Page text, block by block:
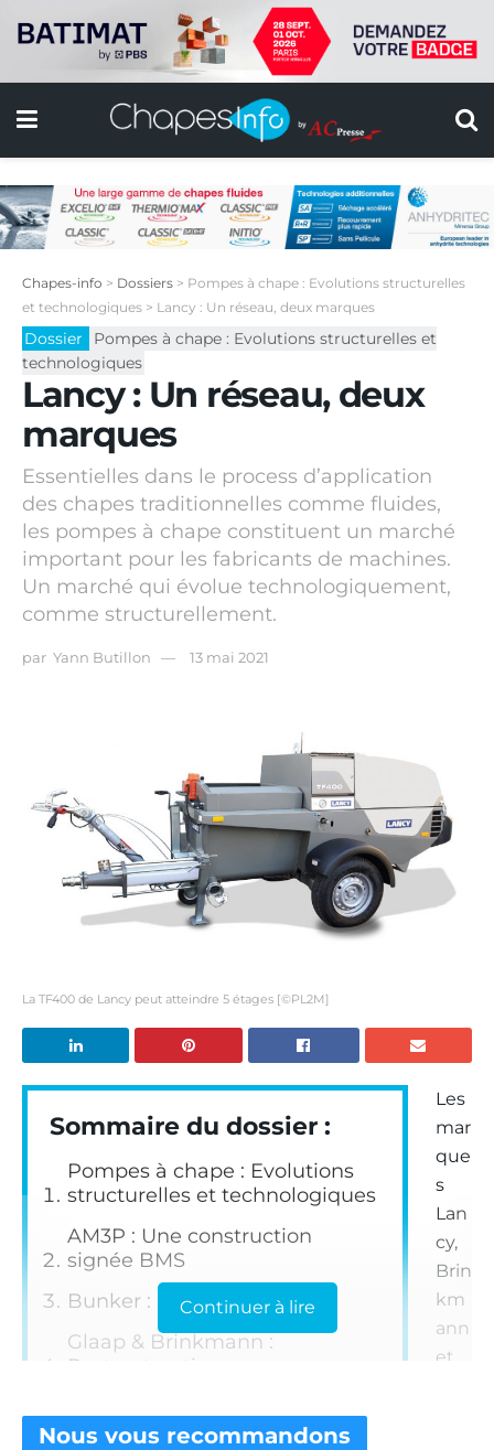
Chapes-info > Dossiers > Pompes à chape : Evolutions structurelles
et technologiques > Lancy : Un réseau, deux marques
Dossier
Pompes à chape : Evolutions structurelles et
technologiques
Lancy : Un réseau, deux
marques
Essentielles dans le process d’application
des chapes traditionnelles comme fluides,
les pompes à chape constituent un marché
important pour les fabricants de machines.
Un marché qui évolue technologiquement,
comme structurellement.
par Yann Butillon 13 mai 2021
La TF400 de Lancy peut atteindre 5 étages [©PL2M]
Sommaire du dossier :
Pompes à chape : Evolutions
structurelles et technologiques
AM3P : Une construction
signée BMS
Bunker : Déjà un classique
Glaap & Brinkmann :
Restructuration
traditionnelle
Les
mar
que
s
Lan
cy,
Brin
km
ann
et
Continuer à lire
Nous vous recommandons